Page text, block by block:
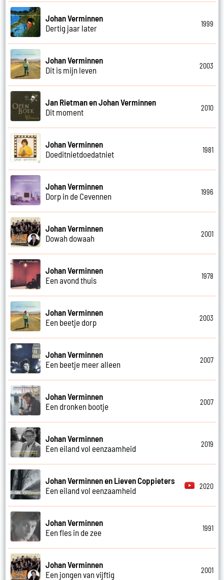
Johan Verminnen
Dertig jaar later
1999
Johan Verminnen
Dit is mijn leven
2003
Jan Rietman en Johan Verminnen
Dit moment
2010
Johan Verminnen
Doeditnietdoedatniet
1981
Johan Verminnen
Dorp in de Cevennen
1996
Johan Verminnen
Dowah dowaah
2001
Johan Verminnen
Een avond thuis
1978
Johan Verminnen
Een beetje dorp
2003
Johan Verminnen
Een beetje meer alleen
2007
Johan Verminnen
Een dronken bootje
2007
Johan Verminnen
Een eiland vol eenzaamheid
2019
Johan Verminnen en Lieven Coppieters
Een eiland vol eenzaamheid
2020
Johan Verminnen
Een fles in de zee
1991
Johan Verminnen
Een jongen van vijftig
2001